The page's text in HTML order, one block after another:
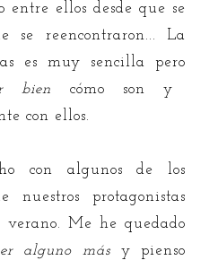
entre ellos desde que se
se reencontraron... La
es muy sencilla pero
bien cómo son y
con ellos.
con algunos de los
nuestros protagonistas
Me he quedado
alguno más y pienso